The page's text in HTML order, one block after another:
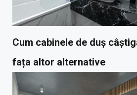
Cum cabinele de duș
fața altor alternative